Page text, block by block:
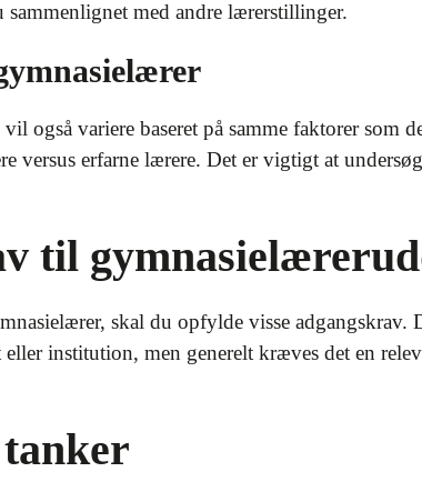
med andre lærerstillinger.
også variere baseret på samme faktorer som
versus erfarne lærere. Det er vigtigt at
til
skal du opfylde visse adgangskrav.
institution, men generelt kræves det en